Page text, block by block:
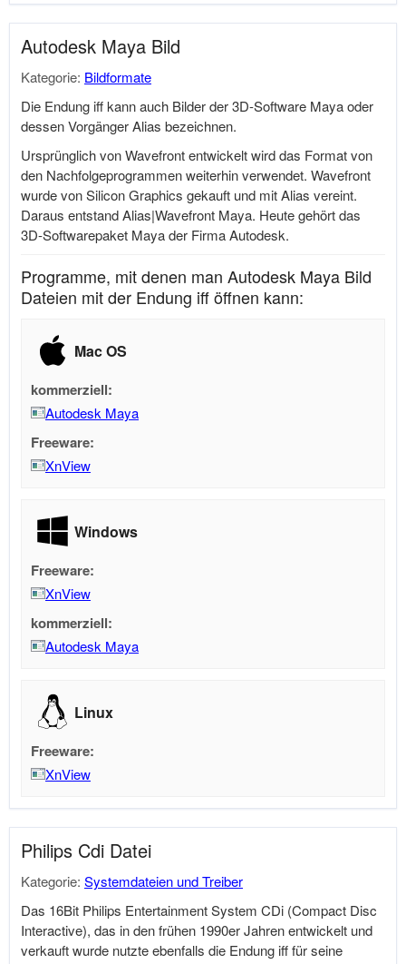
Autodesk Maya Bild
Kategorie: Bildformate
Die Endung iff kann auch Bilder der 3D-Software Maya oder
dessen Vorgänger Alias bezeichnen.
Ursprünglich von Wavefront entwickelt wird das Format von
den Nachfolgeprogrammen weiterhin verwendet. Wavefront
wurde von Silicon Graphics gekauft und mit Alias vereint.
Daraus entstand Alias|Wavefront Maya. Heute gehört das
3D-Softwarepaket Maya der Firma Autodesk.
Programme, mit denen man Autodesk Maya Bild
Dateien mit der Endung iff öffnen kann:
Mac OS
kommerziell:
Autodesk Maya
Freeware:
XnView
Windows
Freeware:
XnView
kommerziell:
Autodesk Maya
Linux
Freeware:
XnView
Philips Cdi Datei
Kategorie: Systemdateien und Treiber
Das 16Bit Philips Entertainment System CDi (Compact Disc
Interactive), das in den frühen 1990er Jahren entwickelt und
verkauft wurde nutzte ebenfalls die Endung iff für seine